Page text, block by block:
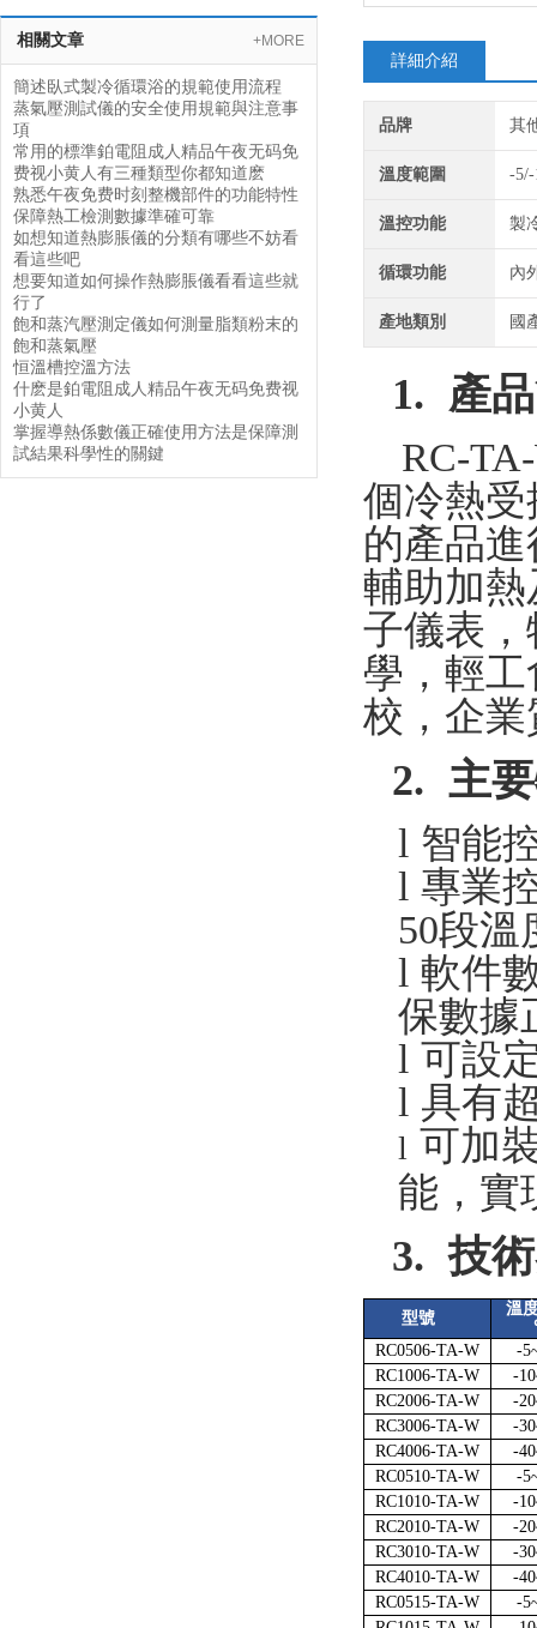
相關文章 +MORE
簡述臥式製冷循環浴的規範使用流程
蒸氣壓測試儀的安全使用規範與注意事
項
常用的標準鉑電阻成人精品午夜无码免
费视小黄人有三種類型你都知道麽
熟悉午夜免费时刻整機部件的功能特性
保障熱工檢測數據準確可靠
如想知道熱膨脹儀的分類有哪些不妨看
看這些吧
想要知道如何操作熱膨脹儀看看這些就
行了
飽和蒸汽壓測定儀如何測量脂類粉末的
飽和蒸氣壓
恒溫槽控溫方法
什麽是鉑電阻成人精品午夜无码免费视
小黄人
掌握導熱係數儀正確使用方法是保障測
試結果科學性的關鍵
詳細介紹
品牌 其
溫度範圍 -
溫控功能 製
循環功能 內
產地類別 國
1. 產
RC-
個冷熱
的產品
輔助加
子儀表
學，輕
校，企
2. 主
l 智能
l 專業
50段溫
l 軟件
保數據
l 可設
l 具有
l 可加
能，實
3. 技
型號
溫
RC0506-TA-W
-
RC1006-TA-W
-
RC2006-TA-W
-
RC3006-TA-W
-
RC4006-TA-W
-
RC0510-TA-W
-
RC1010-TA-W
-
RC2010-TA-W
-
RC3010-TA-W
-
RC4010-TA-W
-
RC0515-TA-W
-